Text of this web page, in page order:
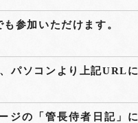
参加いただけます。
パソコンより上記URLに
ジの「管長侍者日記」に